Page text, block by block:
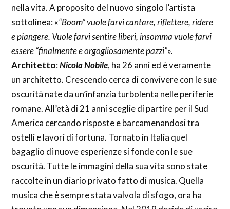
nella vita. A proposito del nuovo singolo l’artista
sottolinea: «“Boom” vuole farvi cantare, riflettere, ridere
e piangere. Vuole farvi sentire liberi, insomma vuole farvi
essere “finalmente e orgogliosamente pazzi”».
Architetto:Nicola Nobile, ha 26 anni ed è veramente
un architetto. Crescendo cerca di convivere con le sue
oscurità nate da un’infanzia turbolenta nelle periferie
romane. All’età di 21 anni sceglie di partire per il Sud
America cercando risposte e barcamenandosi tra
ostelli e lavori di fortuna. Tornato in Italia quel
bagaglio di nuove esperienze si fonde con le sue
oscurità. Tutte le immagini della sua vita sono state
raccolte in un diario privato fatto di musica. Quella
musica che è sempre stata valvola di sfogo, ora ha